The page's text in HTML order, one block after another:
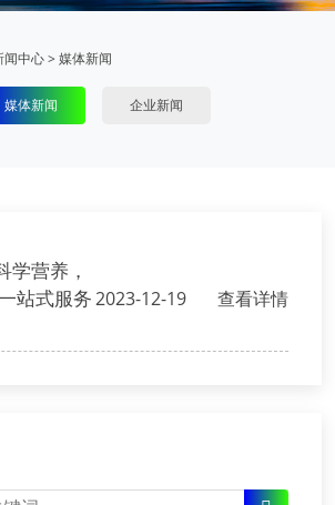
闻中心> 媒体新闻
媒体新闻 企业新闻
学营养，
站式服务2023-12-19 查看详情